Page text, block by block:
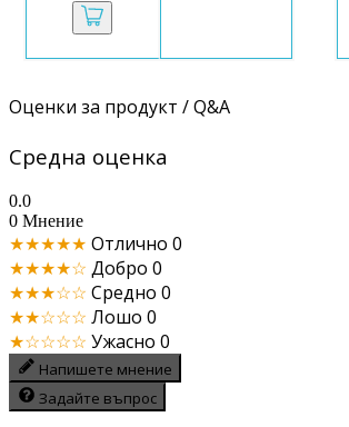
Оценки за продукт / Q&A
Средна оценка
0.0
0 Мнение
★★★★★ Отлично 0
★★★★☆ Добро 0
★★★☆☆ Средно 0
★★☆☆☆ Лошо 0
★☆☆☆☆ Ужасно 0
Напишете мнение
Задайте въпрос